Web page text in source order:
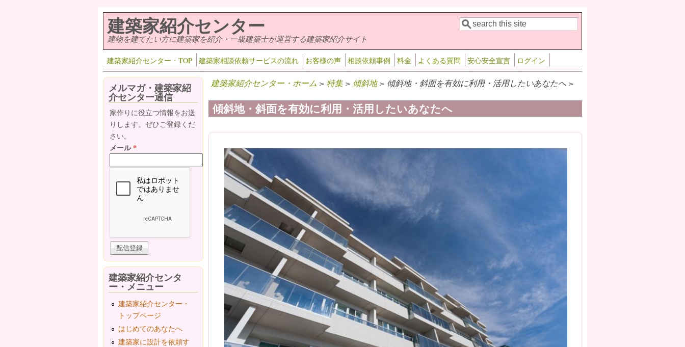
建築家紹介センター
建物を建てたい方に建築家を紹介・一級建築士が運営する建築家紹介サイト 検索フォーム
検索
建築家紹介センター・TOP 建築家相談依頼サービスの流れ お客様の声 相談依頼事例 料金 よくある質問 安心安全宣言 ログイン
建築家紹介センター・ホーム > 特集> 傾斜地> 傾斜地・斜面を有効に利用・活用したいあなたへ >
傾斜地・斜面を有効に利用・活用したいあなたへ
メルマガ・建築家紹
介センター通信
家作りに役立つ情報をお送
りします。ぜひご登録くだ
さい。
メール*
建築家紹介センタ
ー・メニュー
建築家紹介センター・
トップページ
はじめてのあなたへ
建築家に設計を依頼す